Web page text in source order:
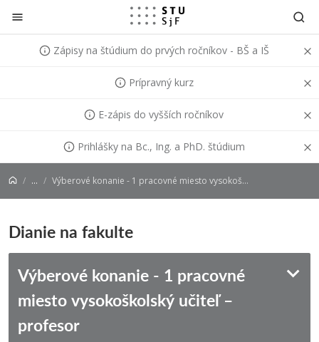
Prejsť na obsah
Zápisy na štúdium do prvých ročníkov - BŠ a IŠ
Prípravný kurz
E-zápis do vyšších ročníkov
Prihlášky na Bc., Ing. a PhD. štúdium
... Výberové konanie - 1 pracovné miesto vysokoškolský učiteľ – profesor
Dianie na fakulte
Výberové konanie - 1 pracovné
miesto vysokoškolský učiteľ –
profesor